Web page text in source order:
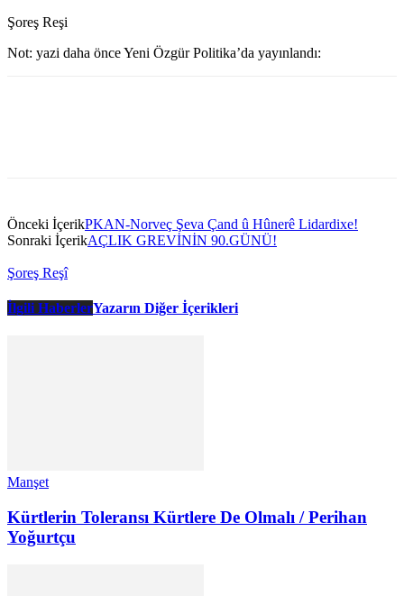
Şoreş Reşi
Not: yazi daha önce Yeni Özgür Politika’da yayınlandı:
Önceki İçerikPKAN-Norveç Şeva Çand û Hûnerê Lidardixe!
Sonraki İçerikAÇLIK GREVİNİN 90.GÜNÜ!
Şoreş Reşî
İlgili HaberlerYazarın Diğer İçerikleri
Manşet
Kürtlerin Toleransı Kürtlere De Olmalı / Perihan
Yoğurtçu